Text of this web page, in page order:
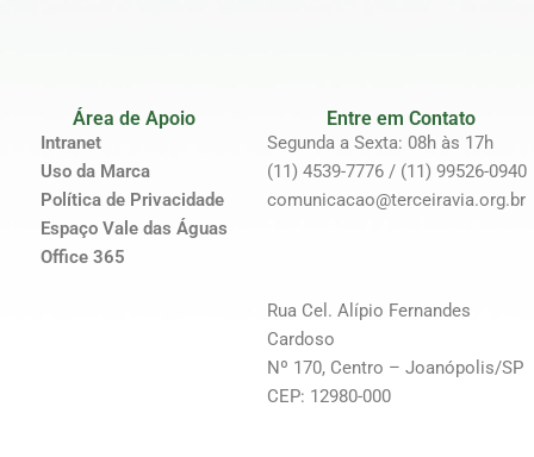
Área de Apoio
Intranet
Uso da Marca
Política de Privacidade
Espaço Vale das Águas
Office 365
Entre em Contato
Segunda a Sexta: 08h às 17h
(11) 4539-7776 / (11) 99526-0940
comunicacao@terceiravia.org.br
Rua Cel. Alípio Fernandes
Cardoso
Nº 170, Centro – Joanópolis/SP
CEP: 12980-000